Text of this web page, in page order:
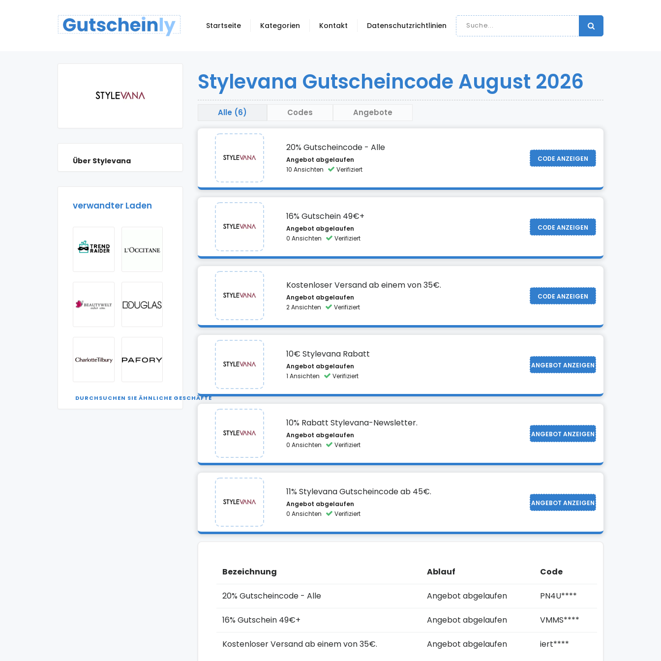
Startseite Kategorien Kontakt Datenschutzrichtlinien
Über Stylevana
verwandter Laden
DURCHSUCHEN SIE ÄHNLICHE GESCHÄFTE
Stylevana Gutscheincode August 2026
Alle (6) Codes Angebote
20% Gutscheincode - Alle
CODE ANZEIGEN
Angebot abgelaufen
10 Ansichten
Verifiziert
16% Gutschein 49€+
CODE ANZEIGEN
Angebot abgelaufen
0 Ansichten
Verifiziert
Kostenloser Versand ab einem von 35€.
CODE ANZEIGEN
Angebot abgelaufen
2 Ansichten
Verifiziert
10€ Stylevana Rabatt
ANGEBOT ANZEIGEN
Angebot abgelaufen
1 Ansichten
Verifiziert
10% Rabatt Stylevana-Newsletter.
ANGEBOT ANZEIGEN
Angebot abgelaufen
0 Ansichten
Verifiziert
11% Stylevana Gutscheincode ab 45€.
ANGEBOT ANZEIGEN
Angebot abgelaufen
0 Ansichten
Verifiziert
Bezeichnung Ablauf Code
20% Gutscheincode - Alle Angebot abgelaufen PN4U****
16% Gutschein 49€+ Angebot abgelaufen VMMS****
Kostenloser Versand ab einem von 35€. Angebot abgelaufen iert****